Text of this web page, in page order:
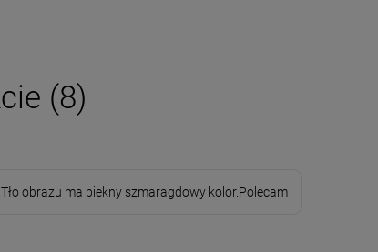
(8)
obrazu ma piekny szmaragdowy kolor.Polecam